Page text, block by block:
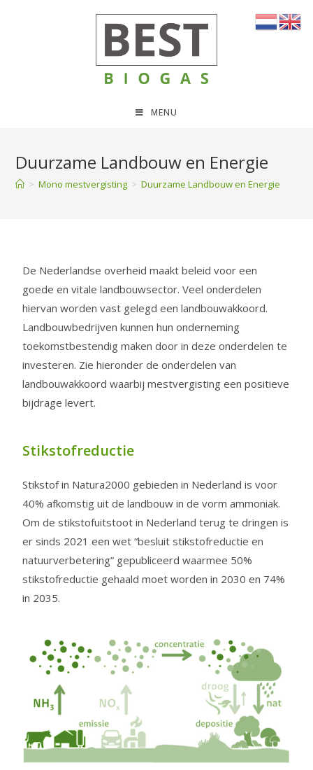
MENU
Duurzame Landbouw en Energie
> Mono mestvergisting > Duurzame Landbouw en Energie
De Nederlandse overheid maakt beleid voor een
goede en vitale landbouwsector. Veel onderdelen
hiervan worden vast gelegd een landbouwakkoord.
Landbouwbedrijven kunnen hun onderneming
toekomstbestendig maken door in deze onderdelen te
investeren. Zie hieronder de onderdelen van
landbouwakkoord waarbij mestvergisting een positieve
bijdrage levert.
Stikstofreductie
Stikstof in Natura2000 gebieden in Nederland is voor
40% afkomstig uit de landbouw in de vorm ammoniak.
Om de stikstofuitstoot in Nederland terug te dringen is
er sinds 2021 een wet “besluit stikstofreductie en
natuurverbetering” gepubliceerd waarmee 50%
stikstofreductie gehaald moet worden in 2030 en 74%
in 2035.